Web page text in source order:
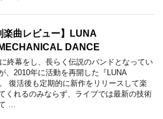
楽曲レビュー】LUNA
DANCE
終幕をし、長らく伝説のバンドとなってい
、2010年に活動を再開した『LUNA
復活後も定期的に新作をリリースして楽
くれるのみならず、ライブでは最新の技術
…